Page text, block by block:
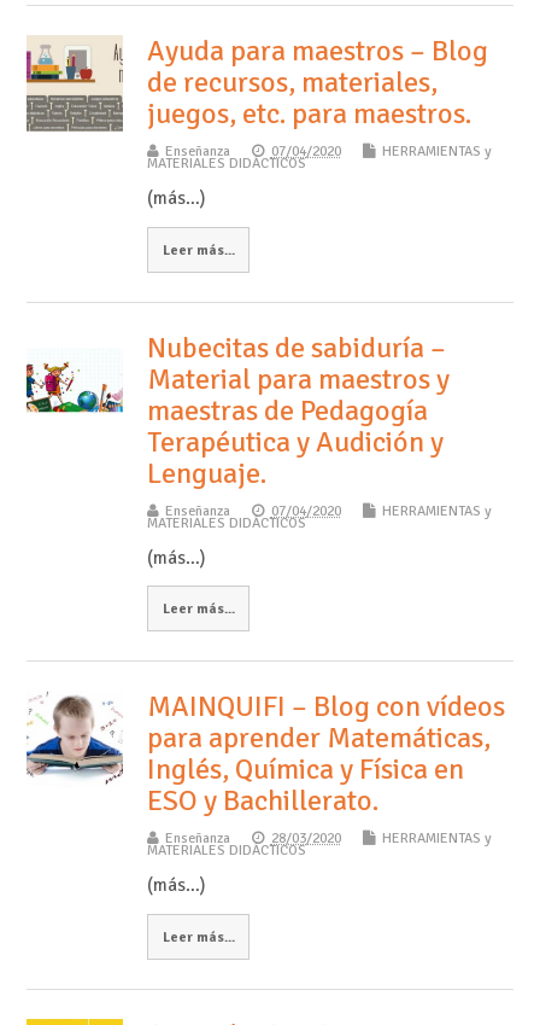
Ayuda para maestros – Blog
de recursos, materiales,
juegos, etc. para maestros.
Enseñanza 07/04/2020 HERRAMIENTAS y
MATERIALES DIDÁCTICOS
(más…)
Leer más...
Nubecitas de sabiduría –
Material para maestros y
maestras de Pedagogía
Terapéutica y Audición y
Lenguaje.
Enseñanza 07/04/2020 HERRAMIENTAS y
MATERIALES DIDÁCTICOS
(más…)
Leer más...
MAINQUIFI – Blog con vídeos
para aprender Matemáticas,
Inglés, Química y Física en
ESO y Bachillerato.
Enseñanza 28/03/2020 HERRAMIENTAS y
MATERIALES DIDÁCTICOS
(más…)
Leer más...